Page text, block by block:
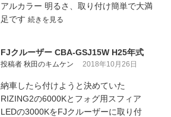
アルカラー 明るさ、取り付け簡単で大満
足です 続きを見る
FJクルーザー CBA-GSJ15W H25年式
投稿者 秋田のキムケン 2018年10月26日
納車したら付けようと決めていた
RIZING2の6000Kとフォグ用スフィア
LEDの3000KをFJクルーザーに取り付